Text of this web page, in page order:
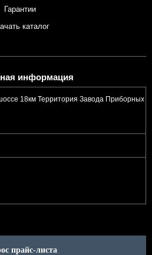
Гарантии
каталог
информация
18км Территория Завода Приборных
прайс-листа